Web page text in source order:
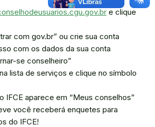
e clique
com gov.br” ou crie sua conta
com os dados da sua conta
se conselheiro”
lista de serviços e clique no símbolo
IFCE aparece em “Meus conselhos”
você receberá enquetes para
do IFCE!